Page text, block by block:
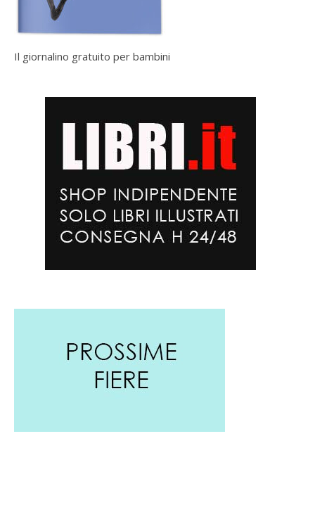
Il giornalino gratuito per bambini